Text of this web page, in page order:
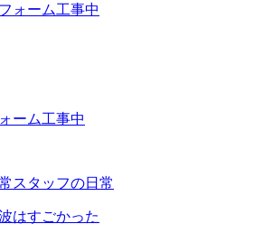
ーム工事中
スタッフの日常